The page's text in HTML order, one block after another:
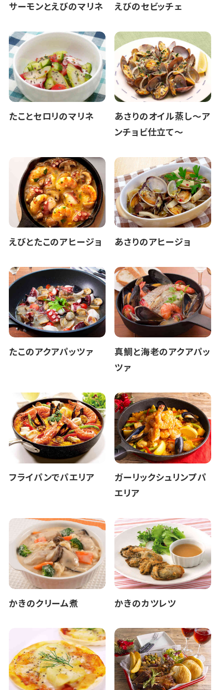
サーモンとえびのマリネ えびのセビッチェ
たことセロリのマリネ
あさりのオイル蒸し～ア
ンチョビ仕立て～
えびとたこのアヒージョ あさりのアヒージョ
たこのアクアパッツァ
真鯛と海老のアクアパッ
ツァ
フライパンでパエリア
ガーリックシュリンプパ
エリア
かきのクリーム煮 かきのカツレツ